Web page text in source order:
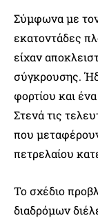
Σύμφωνα με
εκατοντάδες
είχαν
σύγκρουσης.
φορτίου και
Στενά τις
που
πετρελαίου
Το σχέδιο
διαδρόμων